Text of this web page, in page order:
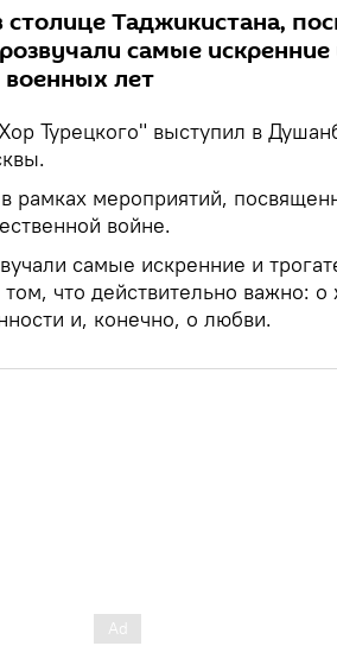
столице Таджикистана,
самые искренние
военных лет
Турецкого" выступил в
рамках мероприятий,
войне.
самые искренние и
что действительно важно: о
и, конечно, о любви.